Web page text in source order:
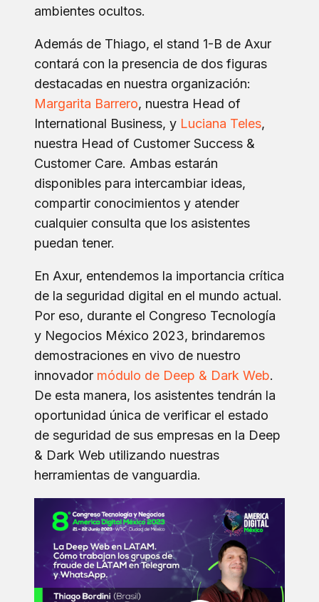
ambientes ocultos.
Además de Thiago, el stand 1-B de Axur
contará con la presencia de dos figuras
destacadas en nuestra organización:
Margarita Barrero, nuestra Head of
International Business, y Luciana Teles,
nuestra Head of Customer Success &
Customer Care. Ambas estarán
disponibles para intercambiar ideas,
compartir conocimientos y atender
cualquier consulta que los asistentes
puedan tener.
En Axur, entendemos la importancia crítica
de la seguridad digital en el mundo actual.
Por eso, durante el Congreso Tecnología
y Negocios México 2023, brindaremos
demostraciones en vivo de nuestro
innovador módulo de Deep & Dark Web.
De esta manera, los asistentes tendrán la
oportunidad única de verificar el estado
de seguridad de sus empresas en la Deep
& Dark Web utilizando nuestras
herramientas de vanguardia.